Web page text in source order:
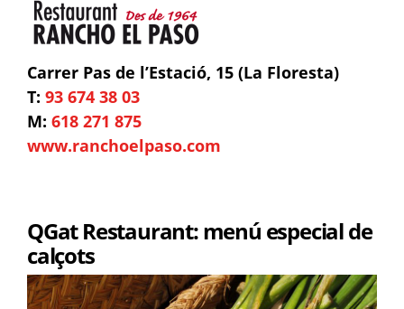
Carrer Pas de l’Estació, 15 (La Floresta)
T: 93 674 38 03
M: 618 271 875
www.ranchoelpaso.com
QGat Restaurant: menú especial de
calçots